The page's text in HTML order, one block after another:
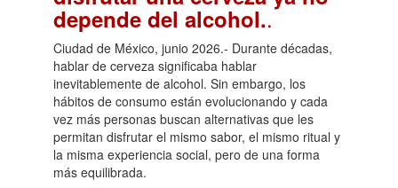
depende del alcohol..
Ciudad de México, junio 2026.- Durante décadas,
hablar de cerveza significaba hablar
inevitablemente de alcohol. Sin embargo, los
hábitos de consumo están evolucionando y cada
vez más personas buscan alternativas que les
permitan disfrutar el mismo sabor, el mismo ritual y
la misma experiencia social, pero de una forma
más equilibrada.